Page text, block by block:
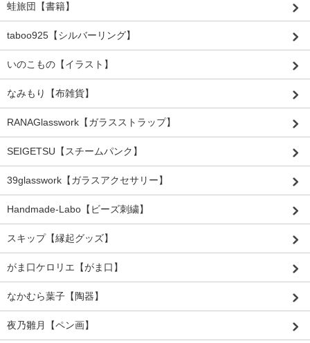
蛙旅団【書籍】
taboo925【シルバーリング】
いのこもの【イラスト】
なみもり【布雑貨】
RANAGlasswork【ガラスストラップ】
SEIGETSU【スチームパンク】
39glasswork【ガラスアクセサリー】
Handmade-Labo【ビーズ刺繍】
スキップ【縁起グッズ】
がま口ケロリエ【がま口】
なかむら葉子【陶器】
夜乃雛月【ペン画】